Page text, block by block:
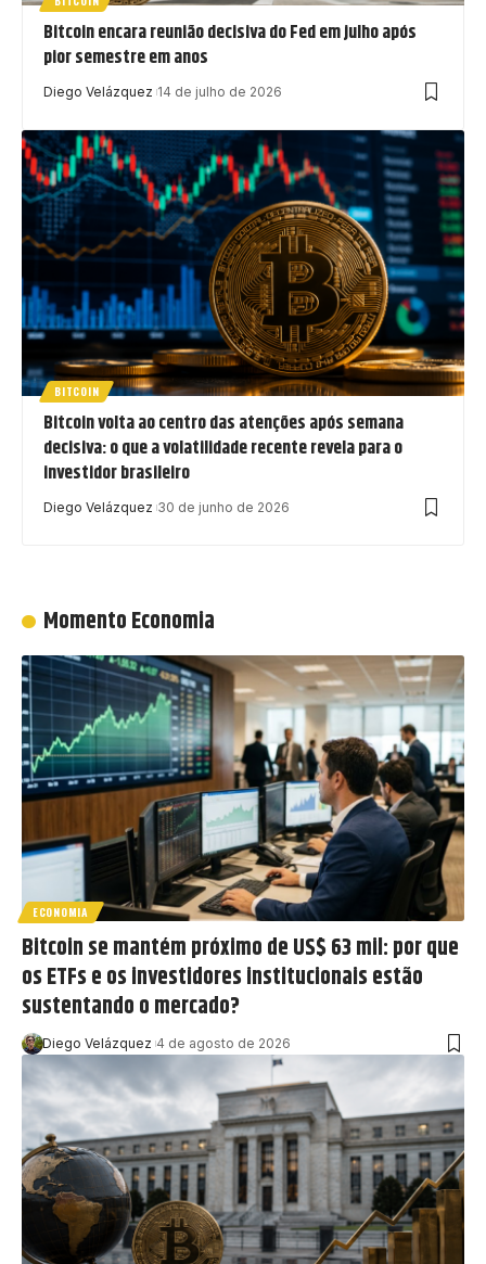
Bitcoin encara reunião decisiva do Fed em julho após
pior semestre em anos
Diego Velázquez 14 de julho de 2026
BITCOIN
Bitcoin volta ao centro das atenções após semana
decisiva: o que a volatilidade recente revela para o
investidor brasileiro
Diego Velázquez 30 de junho de 2026
Momento Economia
ECONOMIA
Bitcoin se mantém próximo de US$ 63 mil: por que
os ETFs e os investidores institucionais estão
sustentando o mercado?
Diego Velázquez 4 de agosto de 2026